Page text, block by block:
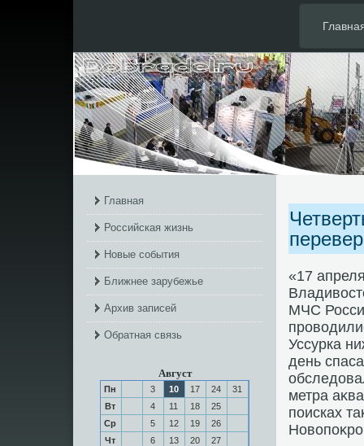
Главная
Российская жизнь
Новые события
Ближнее зарубежье
Архив записей
Обратная связь
Август
Пн 3 10 17 24
31
Вт
4 11 18
25
Ср
5 12 19
26
Чт
6 13 20
27
«17
МЧС
Уссурка
день
метра
поисках